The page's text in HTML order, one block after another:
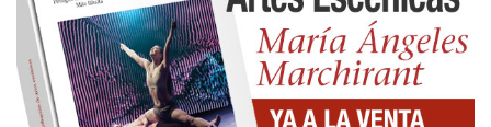
decadencia económica y espiritual. Ha llegado el
momento de cambiar de actividad laboral. Hay que
dedicarse a vender salchichas –la restauración es
una gran salida de los artistas– que se van a rifar.